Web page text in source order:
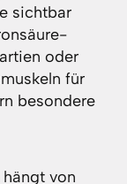
sichtbar
oder
für
besondere
von